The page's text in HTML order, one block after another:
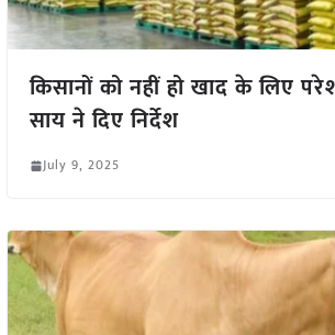
किसानों को नहीं हो खाद के लिए
साय ने दिए निर्देश
July 9, 2025